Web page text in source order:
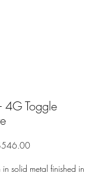
4G Toggle
促
solid metal finished in